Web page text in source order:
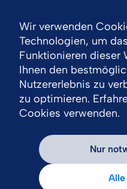
Wir verwenden
Technologien, um
Funktionieren dieser
Ihnen den
Nutzererlebnis zu
zu optimieren.
Cookies verwenden.
Nur